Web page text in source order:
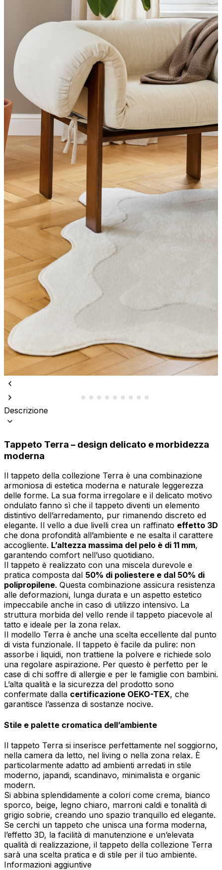
Descrizione
Tappeto Terra – design delicato e morbidezza
moderna
Il tappeto della collezione Terra è una combinazione
armoniosa di estetica moderna e naturale leggerezza
delle forme. La sua forma irregolare e il delicato motivo
ondulato fanno sì che il tappeto diventi un elemento
distintivo dell’arredamento, pur rimanendo discreto ed
elegante. Il vello a due livelli crea un raffinato effetto 3D
che dona profondità all’ambiente e ne esalta il carattere
accogliente. L’altezza massima del pelo è di 11 mm,
garantendo comfort nell’uso quotidiano.
Il tappeto è realizzato con una miscela durevole e
pratica composta dal 50% di poliestere e dal 50% di
polipropilene. Questa combinazione assicura resistenza
alle deformazioni, lunga durata e un aspetto estetico
impeccabile anche in caso di utilizzo intensivo. La
struttura morbida del vello rende il tappeto piacevole al
tatto e ideale per la zona relax.
Il modello Terra è anche una scelta eccellente dal punto
di vista funzionale. Il tappeto è facile da pulire: non
assorbe i liquidi, non trattiene la polvere e richiede solo
una regolare aspirazione. Per questo è perfetto per le
case di chi soffre di allergie e per le famiglie con bambini.
L’alta qualità e la sicurezza del prodotto sono
confermate dalla certificazione OEKO-TEX, che
garantisce l’assenza di sostanze nocive.
Stile e palette cromatica dell’ambiente
Il tappeto Terra si inserisce perfettamente nel soggiorno,
nella camera da letto, nel living o nella zona relax. È
particolarmente adatto ad ambienti arredati in stile
moderno, japandi, scandinavo, minimalista e organic
modern.
Si abbina splendidamente a colori come crema, bianco
sporco, beige, legno chiaro, marroni caldi e tonalità di
grigio sobrie, creando uno spazio tranquillo ed elegante.
Se cerchi un tappeto che unisca una forma moderna,
l’effetto 3D, la facilità di manutenzione e un’elevata
qualità di realizzazione, il tappeto della collezione Terra
sarà una scelta pratica e di stile per il tuo ambiente.
Informazioni aggiuntive